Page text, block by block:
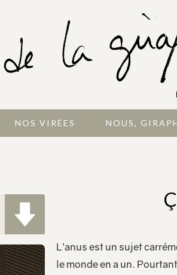
NOS VIRÉES NOUS,
L’anus est un sujet
le monde en a un.